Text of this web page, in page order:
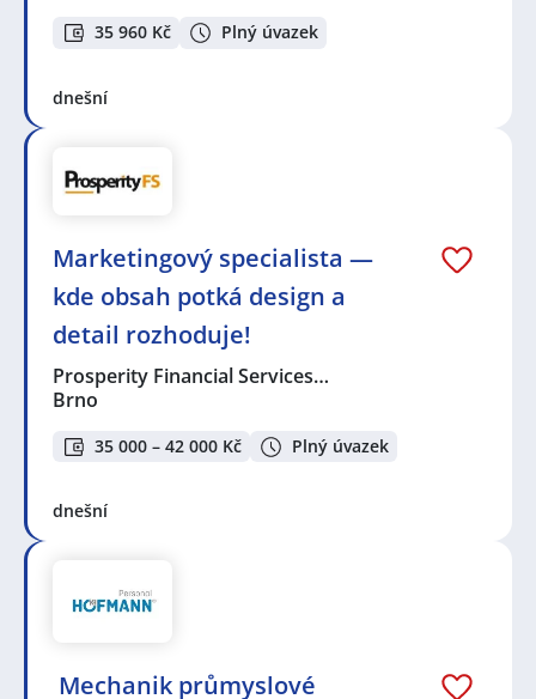
35 960 Kč Plný úvazek
dnešní
Marketingový specialista —
kde obsah potká design a
detail rozhoduje!
Prosperity Financial Services…
Brno
35 000 – 42 000 Kč Plný úvazek
dnešní
️ Mechanik průmyslové